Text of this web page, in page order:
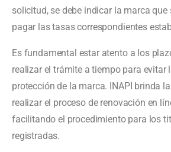
solicitud, se debe indicar la marca que
pagar las tasas correspondientes
Es fundamental estar atento a los
realizar el trámite a tiempo para evitar
protección de la marca. INAPI brinda
realizar el proceso de renovación en
facilitando el procedimiento para los
registradas.